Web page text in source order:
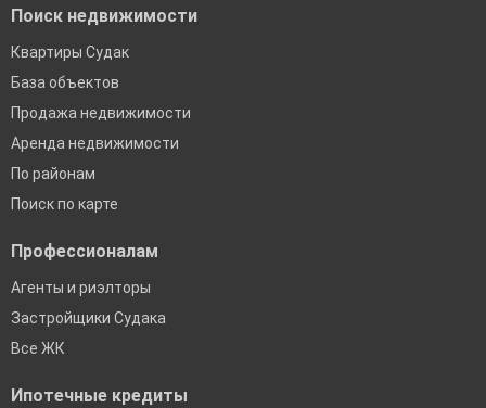
Поиск недвижимости
Квартиры Судак
База объектов
Продажа недвижимости
Аренда недвижимости
По районам
Поиск по карте
Профессионалам
Агенты и риэлторы
Застройщики Судака
Все ЖК
Ипотечные кредиты